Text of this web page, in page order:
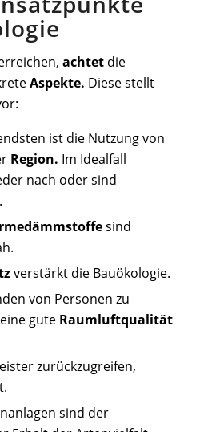
achtetdie
Aspekte. Diese stellt
ist die Nutzung von
Region. Im Idealfall
nach oder sind
sind
verstärkt die Bauökologie.
von Personen zu
gute Raumluftqualität
zurückzugreifen,
sind der